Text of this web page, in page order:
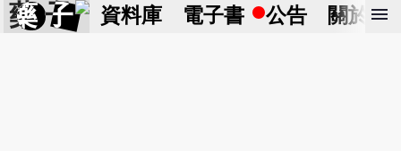
藥 子 資料庫 電子書 公告 關於 menu